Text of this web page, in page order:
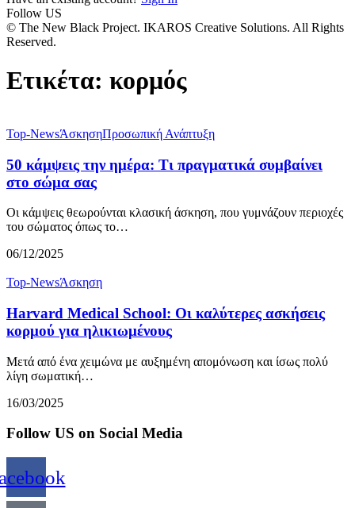
Follow US
© The New Black Project. IKAROS Creative Solutions. All Rights
Reserved.
Ετικέτα: κορμός
Top-NewsΆσκησηΠροσωπική Ανάπτυξη
50 κάμψεις την ημέρα: Τι πραγματικά συμβαίνει
στο σώμα σας
Οι κάμψεις θεωρούνται κλασική άσκηση, που γυμνάζουν περιοχές
του σώματος όπως το…
06/12/2025
Top-NewsΆσκηση
Harvard Medical School: Οι καλύτερες ασκήσεις
κορμού για ηλικιωμένους
Μετά από ένα χειμώνα με αυξημένη απομόνωση και ίσως πολύ
λίγη σωματική…
16/03/2025
Follow US on Social Media